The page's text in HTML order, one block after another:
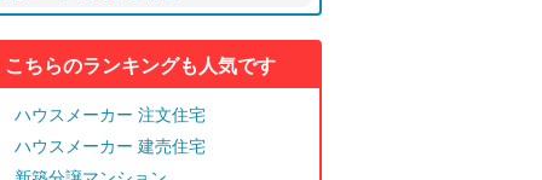
こちらのランキングも人気です
ハウスメーカー 注文住宅
ハウスメーカー 建売住宅